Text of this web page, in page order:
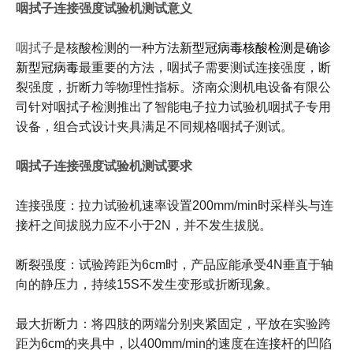
咽拭子连接强度试验机测试意义
咽拭子是核酸检测的一种方法新型冠病毒核酸检测是确诊
新型冠病毒最重要的方法，咽拭子需要测试连接强度，断
裂强度，折断力等物理性指标。济南众测机电设备有限公
司针对咽拭子检测推出了智能电子拉力试验机咽拭子专用
设备，组合式设计夹具满足不同规格咽拭子测试。
咽拭子连接强度试验机测试要求
连接强度：拉力试验机速率设置200mm/min时采样头与连
接杆之间拔脱力应不小于2N ，并不发生拔脱。
断裂强度：试验跨距为6cm时，产品应能承受4N垂直于轴
向的静压力，持续15S不发生变形或折断现象。
最大折断力：将四肢的两端分别夹紧固定，平放在实验跨
距为6cm的夹具中，以400mm/min的速度在连接杆的凹陷